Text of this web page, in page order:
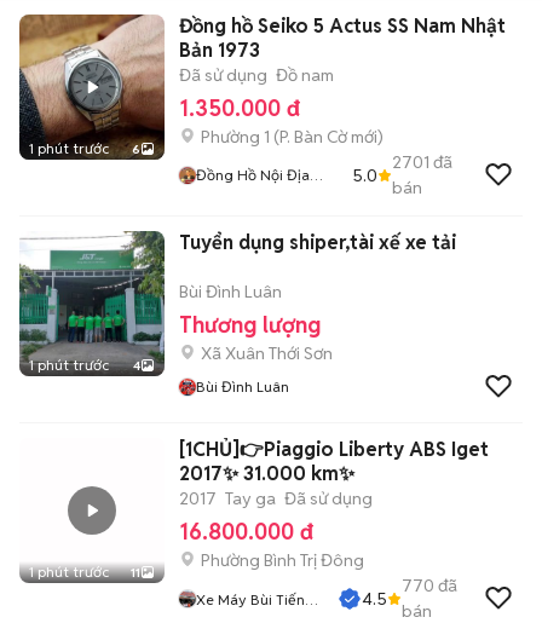
1 phút trước 6
Đồng hồ Seiko 5 Actus SS Nam Nhật
Bản 1973
Đã sử dụng Đồ nam
1.350.000 đ
Phường 1 (P. Bàn Cờmới)
Đồng Hồ Nội Địa
5.0
2701 đã
bán
1 phút trước 4
Tuyển dụng shiper,tài xế xe tải
Bùi Đình Luân
Thương lượng
Xã Xuân Thới Sơn
Bùi Đình Luân
1 phút trước 11
[1CHỦ]👉Piaggio Liberty ABS Iget
2017✨ 31.000 km✨
2017 Tay ga Đã sử dụng
16.800.000 đ
Phường Bình Trị Đông
Xe Máy Bùi Tiến
4.5
770 đã
bán